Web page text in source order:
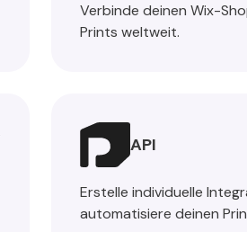
Verbinde deinen Wix-
Prints weltweit.
API
Erstelle individuelle
automatisiere deinen